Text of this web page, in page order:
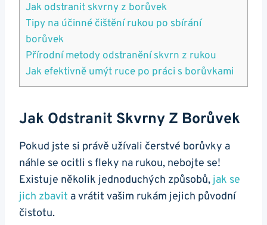
Jak odstranit skvrny z borůvek
Tipy na účinné čištění rukou po sbírání
borůvek
Přírodní metody odstranění skvrn z rukou
Jak efektivně umýt ruce po práci s borůvkami
Jak Odstranit Skvrny Z Borůvek
Pokud jste si právě užívali čerstvé borůvky a
náhle se ocitli s fleky na rukou, nebojte se!
Existuje několik jednoduchých způsobů, jak se
jich zbavit a vrátit vašim rukám jejich původní
čistotu.